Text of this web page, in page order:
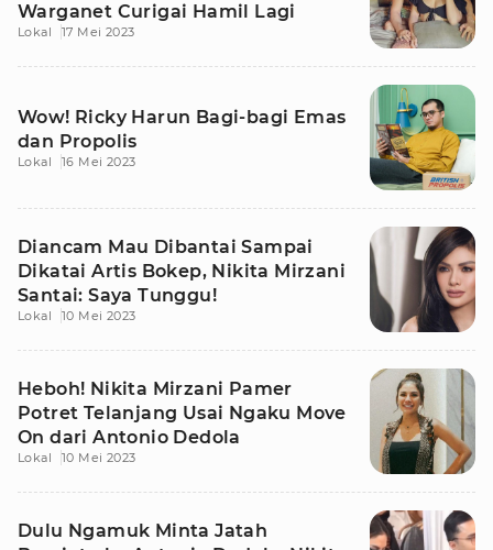
Warganet Curigai Hamil Lagi
Lokal 17 Mei 2023
Wow! Ricky Harun Bagi-bagi Emas
dan Propolis
Lokal 16 Mei 2023
Diancam Mau Dibantai Sampai
Dikatai Artis Bokep, Nikita Mirzani
Santai: Saya Tunggu!
Lokal 10 Mei 2023
Heboh! Nikita Mirzani Pamer
Potret Telanjang Usai Ngaku Move
On dari Antonio Dedola
Lokal 10 Mei 2023
Dulu Ngamuk Minta Jatah